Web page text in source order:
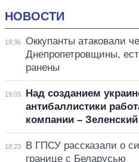
НОВОСТИ
19:36
Оккупанты атаковали
Днепропетровщины,
ранены
19:03
Над созданием
антибаллистики
компании – Зеленский
18:23
В ГПСУ рассказали о
границе с Беларусью